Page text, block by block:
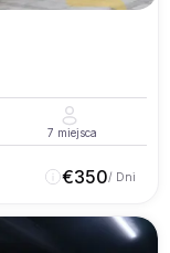
7 miejsca
€350/ Dni